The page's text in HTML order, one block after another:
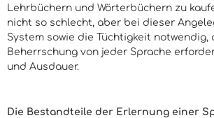
Lehrbüchern und Wörterbüchern zu
nicht so schlecht, aber bei dieser
System sowie die Tüchtigkeit notwendig,
Beherrschung von jeder Sprache
und Ausdauer.
Die Bestandteile der Erlernung einer